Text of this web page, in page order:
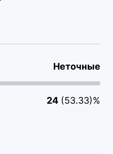
Неточные
24 (53.33)%